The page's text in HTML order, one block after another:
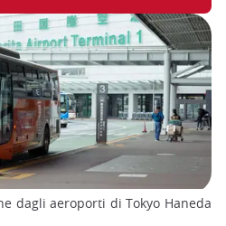
dagli aeroporti di Tokyo Haneda